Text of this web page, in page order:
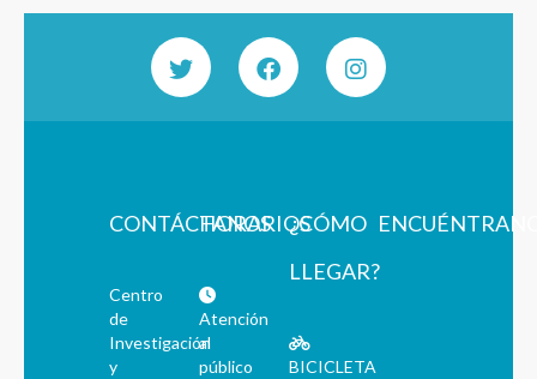
CONTÁCTANOS
Centro
de
Investigación
y
HORARIOS
Atención
al
público
¿CÓMO
LLEGAR?
BICICLETA